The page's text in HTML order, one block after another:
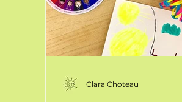
Clara Choteau